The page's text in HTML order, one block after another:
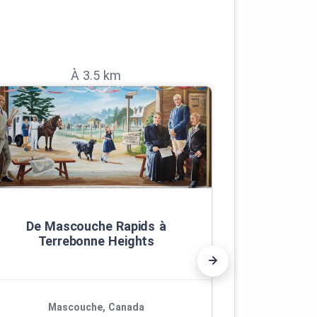
À 3.5 km
De Mascouche Rapids à
Terrebonne Heights
Mascouche, Canada